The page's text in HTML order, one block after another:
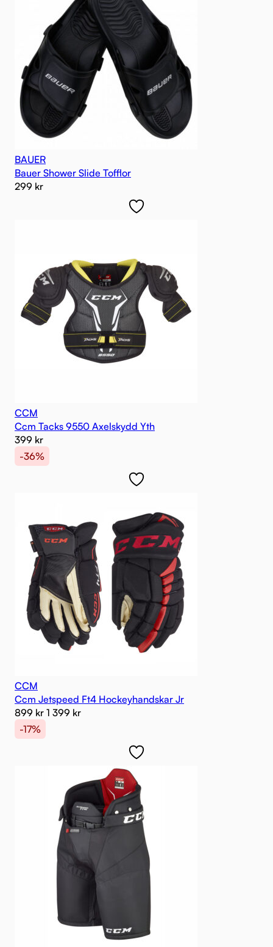
BAUER
Bauer Shower Slide Tofflor
299 kr
CCM
Ccm Tacks 9550 Axelskydd Yth
399 kr
-36%
CCM
Ccm Jetspeed Ft4 Hockeyhandskar Jr
899 kr 1 399 kr
-17%